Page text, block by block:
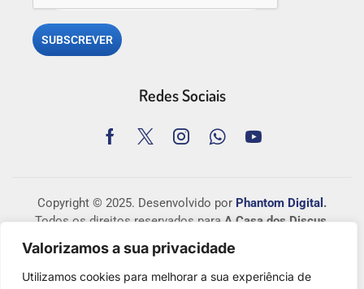
Valorizamos a sua privacidade
Utilizamos cookies para melhorar a sua experiência de
SUBSCREVER
Redes Sociais
Copyright © 2025. Desenvolvido por Phantom Digital .
Todos os direitos reservados paraA Casa dos Discus.
Centro de Arbitragem de Conflitos de Consumo de Lisboa
–http://www.centroarbitragemlisboa.pt